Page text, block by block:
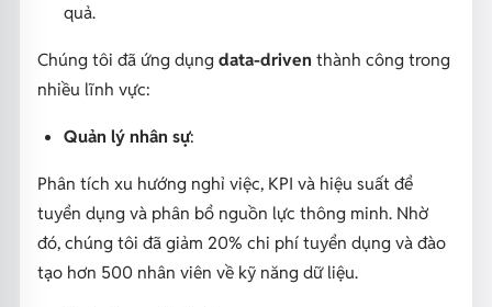
quả.
Chúng tôi đã ứng dụng data-driven thành công trong
nhiều lĩnh vực:
Quản lý nhân sự:
Phân tích xu hướng nghỉ việc, KPI và hiệu suất để
tuyển dụng và phân bổ nguồn lực thông minh. Nhờ
đó, chúng tôi đã giảm 20% chi phí tuyển dụng và đào
tạo hơn 500 nhân viên về kỹ năng dữ liệu.